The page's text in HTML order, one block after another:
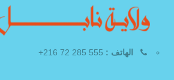
الهاتف :